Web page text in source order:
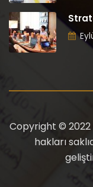
Copyright © 2022
hakları